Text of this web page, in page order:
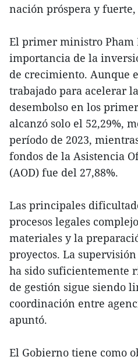
nación próspera y fuerte,
El primer ministro Pham
importancia de la
de crecimiento. Aunque
trabajado para acelerar
desembolso en los
alcanzó solo el 52,29%,
período de 2023,
fondos de la Asistencia
(AOD) fue del 27,88%.
Las principales
procesos legales
materiales y la
proyectos. La
ha sido suficientemente
de gestión sigue siendo
coordinación entre
apuntó.
El Gobierno tiene como